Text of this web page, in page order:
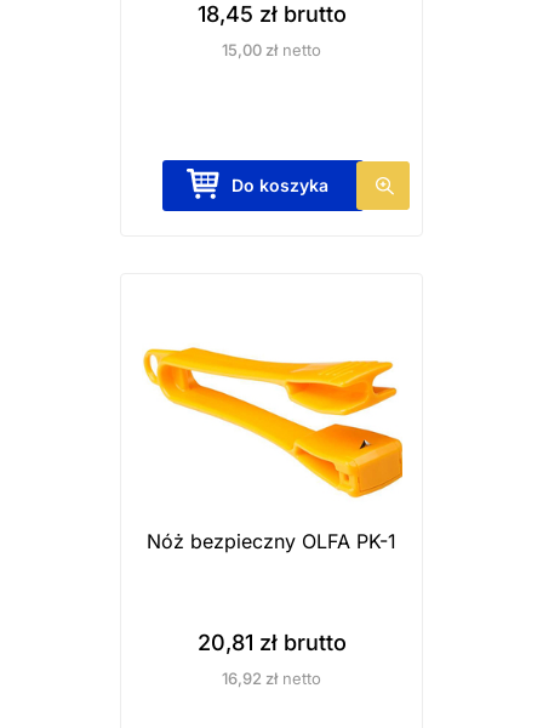
18,45 złbrutto
15,00 złnetto
Do koszyka
Nóż bezpieczny OLFA PK-1
20,81 złbrutto
16,92 złnetto